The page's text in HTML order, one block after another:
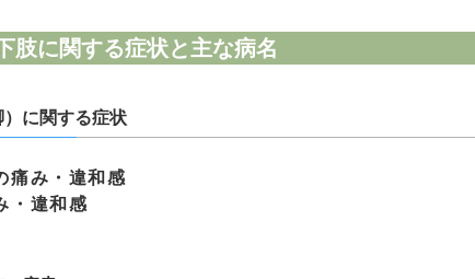
肢に関する症状と主な病名
に関する症状
痛み・違和感
・違和感